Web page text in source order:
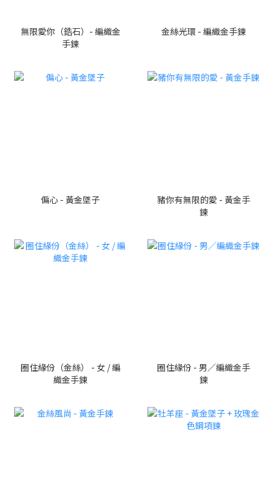
無限愛你（鋯石）- 編織金
手鍊
金絲光環 - 編織金手鍊
偏心 - 黃金墜子
豬你有無限的愛 - 黃金手
鍊
圈住緣份（金絲） - 女 / 編
織金手鍊
圈住緣份 - 男／編織金手
鍊